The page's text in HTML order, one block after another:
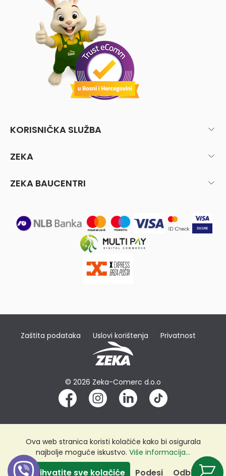
KORISNIČKA SLUŽBA
ZEKA
ZEKA BAUCENTRI
Zaštita podataka Uslovi korištenja Privatnost
© 2026 Zeka-Comerc d.o.o
Ova web stranica koristi kolačiće kako bi osigurala
najbolje moguće iskustvo. Više informacija...
Odbij
Podesi
Prihvatite sve kolačiće